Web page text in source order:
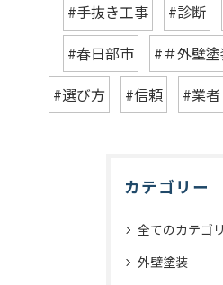
#手抜き工事 #診断
#春日部市
#＃外壁
#選び方
#信頼 #業者
カテゴリー
全てのカテゴ
外壁塗装